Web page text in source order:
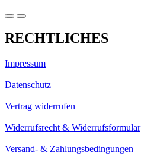
RECHTLICHES
Impressum
Datenschutz
Vertrag widerrufen
Widerrufsrecht & Widerrufsformular
Versand- & Zahlungsbedingungen